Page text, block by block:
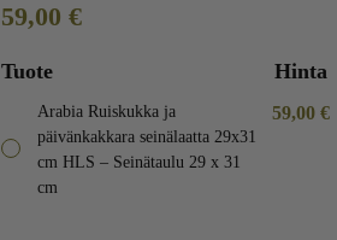
59,00 €
Tuote Hinta
Arabia Ruiskukka ja
päivänkakkara seinälaatta 29x31
cm HLS – Seinätaulu 29 x 31
cm
59,00 €